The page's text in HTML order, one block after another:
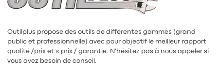
Outilplus propose des outils de différentes gammes (grand
public et professionnelle) avec pour objectif le meilleur rapport
qualité /prix et « prix / garantie. N'hésitez pas à nous appeler si
vous avez besoin de conseil.